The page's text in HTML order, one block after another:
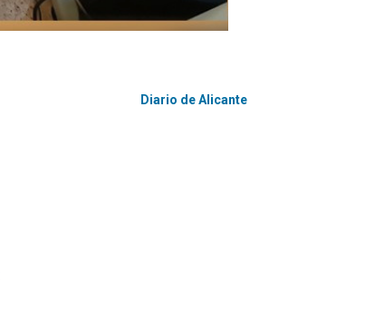
Diario de Alicante